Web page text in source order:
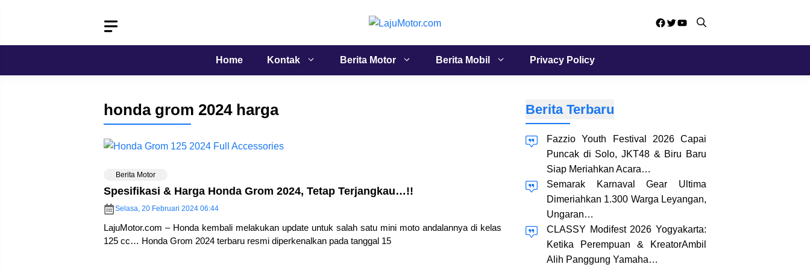
Facebook
Twitter
YouTube
Home Kontak Berita Motor Berita Mobil Privacy Policy
honda grom 2024 harga
Berita Motor
Spesifikasi & Harga Honda Grom 2024, Tetap Terjangkau…!!
Selasa, 20 Februari 2024 06:44
LajuMotor.com – Honda kembali melakukan update untuk salah satu mini moto andalannya di kelas
125 cc… Honda Grom 2024 terbaru resmi diperkenalkan pada tanggal 15
Berita Terbaru
Fazzio Youth Festival 2026 Capai
Puncak di Solo, JKT48 & Biru Baru
Siap Meriahkan Acara…
Semarak Karnaval Gear Ultima
Dimeriahkan 1.300 Warga Leyangan,
Ungaran…
CLASSY Modifest 2026 Yogyakarta:
Ketika Perempuan & KreatorAmbil
Alih Panggung Yamaha…